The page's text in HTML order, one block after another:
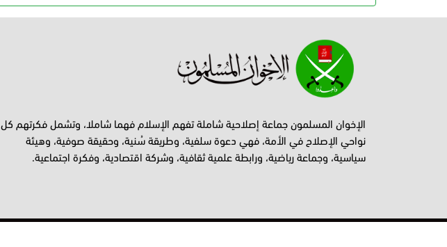
الإخوان المسلمون جماعة إصلاحية شاملة تفهم الإسلام فهما شاملا، وتشمل فكرتهم كل
نواحي الإصلاح في الأمة، فهي دعوة سلفية، وطريقة سُنية، وحقيقة صوفية، وهيئة
سياسية، وجماعة رياضية، ورابطة علمية ثقافية، وشركة اقتصادية، وفكرة اجتماعية.